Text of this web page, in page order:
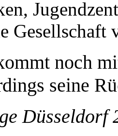
Gesellschaft
noch
seine
Düsseldorf